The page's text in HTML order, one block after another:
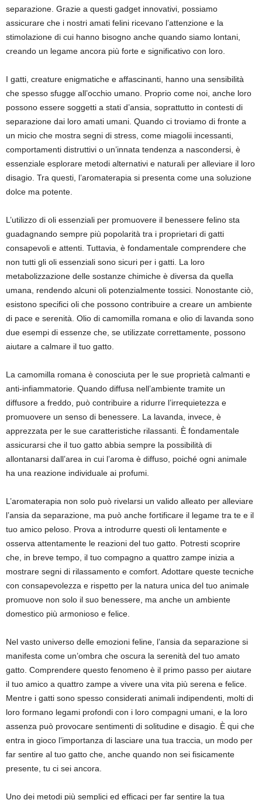
separazione. Grazie a questi gadget innovativi, possiamo
assicurare che i nostri amati felini ricevano l’attenzione e la
stimolazione di cui hanno bisogno anche quando siamo lontani,
creando un legame ancora più forte e significativo con loro.
I gatti, creature enigmatiche e affascinanti, hanno una sensibilità
che spesso sfugge all’occhio umano. Proprio come noi, anche loro
possono essere soggetti a stati d’ansia, soprattutto in contesti di
separazione dai loro amati umani. Quando ci troviamo di fronte a
un micio che mostra segni di stress, come miagolii incessanti,
comportamenti distruttivi o un’innata tendenza a nascondersi, è
essenziale esplorare metodi alternativi e naturali per alleviare il loro
disagio. Tra questi, l’aromaterapia si presenta come una soluzione
dolce ma potente.
L’utilizzo di oli essenziali per promuovere il benessere felino sta
guadagnando sempre più popolarità tra i proprietari di gatti
consapevoli e attenti. Tuttavia, è fondamentale comprendere che
non tutti gli oli essenziali sono sicuri per i gatti. La loro
metabolizzazione delle sostanze chimiche è diversa da quella
umana, rendendo alcuni oli potenzialmente tossici. Nonostante ciò,
esistono specifici oli che possono contribuire a creare un ambiente
di pace e serenità. Olio di camomilla romana e olio di lavanda sono
due esempi di essenze che, se utilizzate correttamente, possono
aiutare a calmare il tuo gatto.
La camomilla romana è conosciuta per le sue proprietà calmanti e
anti-infiammatorie. Quando diffusa nell’ambiente tramite un
diffusore a freddo, può contribuire a ridurre l’irrequietezza e
promuovere un senso di benessere. La lavanda, invece, è
apprezzata per le sue caratteristiche rilassanti. È fondamentale
assicurarsi che il tuo gatto abbia sempre la possibilità di
allontanarsi dall’area in cui l’aroma è diffuso, poiché ogni animale
ha una reazione individuale ai profumi.
L’aromaterapia non solo può rivelarsi un valido alleato per alleviare
l’ansia da separazione, ma può anche fortificare il legame tra te e il
tuo amico peloso. Prova a introdurre questi oli lentamente e
osserva attentamente le reazioni del tuo gatto. Potresti scoprire
che, in breve tempo, il tuo compagno a quattro zampe inizia a
mostrare segni di rilassamento e comfort. Adottare queste tecniche
con consapevolezza e rispetto per la natura unica del tuo animale
promuove non solo il suo benessere, ma anche un ambiente
domestico più armonioso e felice.
Nel vasto universo delle emozioni feline, l’ansia da separazione si
manifesta come un’ombra che oscura la serenità del tuo amato
gatto. Comprendere questo fenomeno è il primo passo per aiutare
il tuo amico a quattro zampe a vivere una vita più serena e felice.
Mentre i gatti sono spesso considerati animali indipendenti, molti di
loro formano legami profondi con i loro compagni umani, e la loro
assenza può provocare sentimenti di solitudine e disagio. È qui che
entra in gioco l’importanza di lasciare una tua traccia, un modo per
far sentire al tuo gatto che, anche quando non sei fisicamente
presente, tu ci sei ancora.
Uno dei metodi più semplici ed efficaci per far sentire la tua